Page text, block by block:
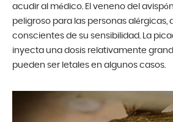
acudir al médico. El veneno del
peligroso para las personas alérgicas,
conscientes de su sensibilidad. La
inyecta una dosis relativamente
pueden ser letales en algunos casos.